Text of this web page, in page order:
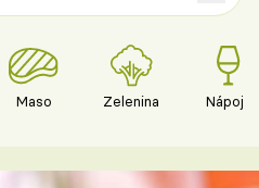
Maso Zelenina Nápoje